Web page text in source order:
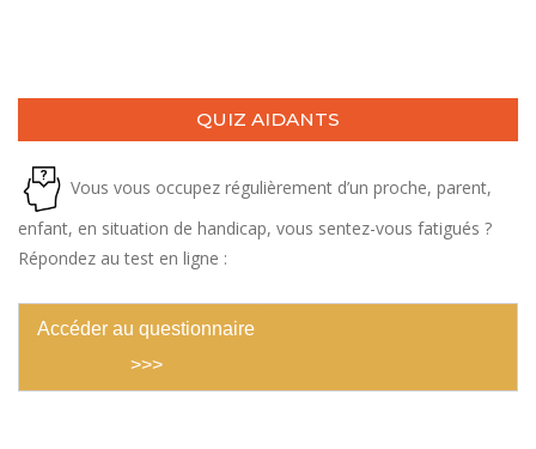
QUIZ AIDANTS
Vous vous occupez régulièrement d’un proche, parent,
enfant, en situation de handicap, vous sentez-vous fatigués ?
Répondez au test en ligne :
Accéder au questionnaire
>>>